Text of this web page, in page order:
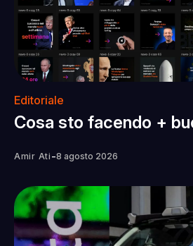
Editoriale
Cosa sto facendo +
Amir Ati -8 agosto 2026